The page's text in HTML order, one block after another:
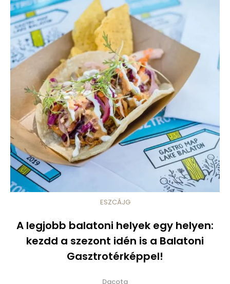
ESZCÁJG
A legjobb balatoni helyek egy helyen:
kezdd a szezont idén is a Balatoni
Gasztrotérképpel!
Dacota